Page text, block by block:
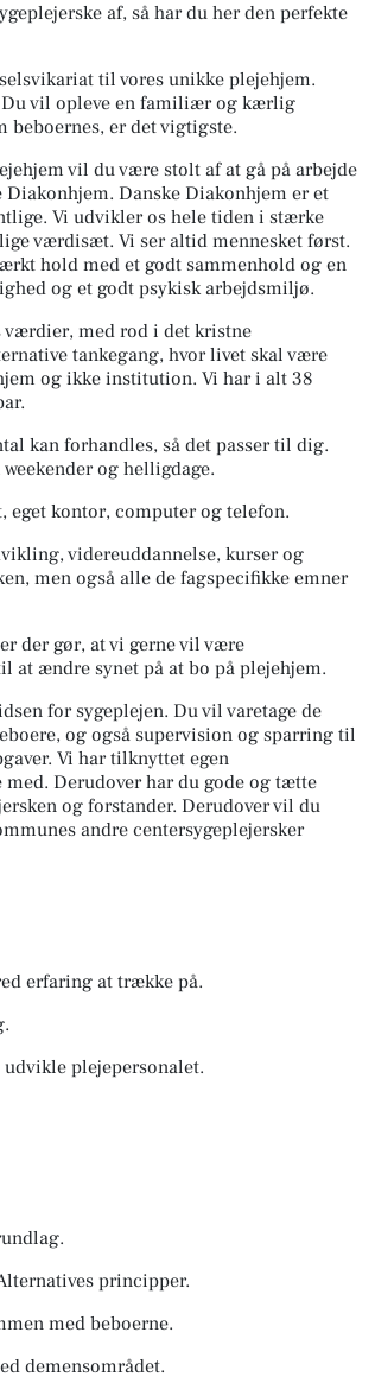
af, så har du her den perfekte
til vores unikke plejehjem.
Du vil opleve en familiær og kærlig
beboernes, er det vigtigste.
vil du være stolt af at gå på arbejde
Danske Diakonhjem er et
Vi udvikler os hele tiden i stærke
værdisæt. Vi ser altid mennesket først.
hold med et godt sammenhold og en
og et godt psykisk arbejdsmiljø.
værdier, med rod i det kristne
tankegang, hvor livet skal være
og ikke institution. Vi har i alt 38
kan forhandles, så det passer til dig.
og helligdage.
eget kontor, computer og telefon.
videreuddannelse, kurser og
men også alle de fagspecifikke emner
der gør, at vi gerne vil være
at ændre synet på at bo på plejehjem.
for sygeplejen. Du vil varetage de
og også supervision og sparring til
Vi har tilknyttet egen
Derudover har du gode og tætte
og forstander. Derudover vil du
andre centersygeplejersker
erfaring at trække på.
udvikle plejepersonalet.
principper.
med beboerne.
demensområdet.